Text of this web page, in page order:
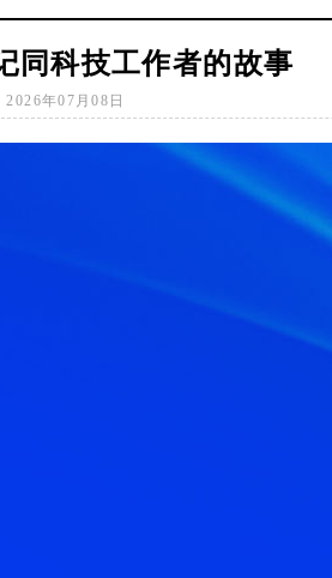
同科技工作者的故事
2026年07月08日